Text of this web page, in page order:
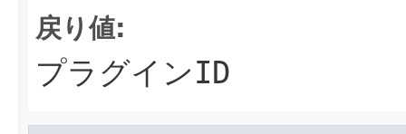
戻り値:
プラグインID